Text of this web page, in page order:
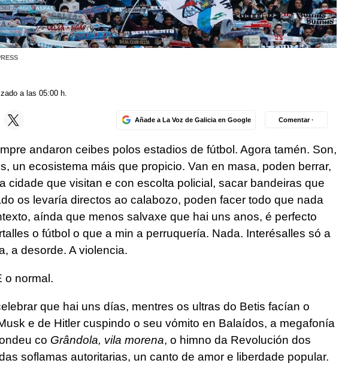
a las 05:00 h.
Añade a La Voz de Galicia en Google Comentar ·
andaron ceibes polos estadios de fútbol. Agora tamén. Son,
un ecosistema máis que propicio. Van en masa, poden berrar,
cidade que visitan e con escolta policial, sacar bandeiras que
os levaría directos ao calabozo, poden facer todo que nada
aínda que menos salvaxe que hai uns anos, é perfecto
o fútbol o que a min a perruquería. Nada. Interésalles só a
a desorde. A violencia.
o normal.
que hai uns días, mentres os ultras do Betis facían o
e de Hitler cuspindo o seu vómito en Balaídos, a megafonía
co Grândola, vila morena, o himno da Revolución dos
soflamas autoritarias, un canto de amor e liberdade popular.